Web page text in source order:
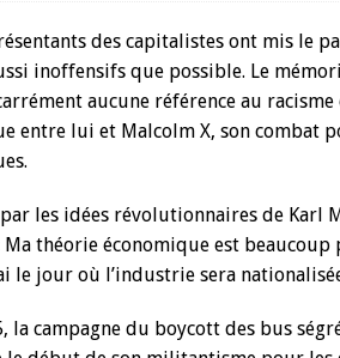
des capitalistes ont mis le
inoffensifs que possible. Le
aucune référence au
entre lui et Malcolm X, son combat
les idées révolutionnaires de Karl
Ma théorie économique est
le jour où l’industrie sera
la campagne du boycott des bus